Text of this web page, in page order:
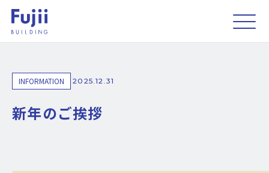
INFORMATION 2025.12.31
新年のご挨拶